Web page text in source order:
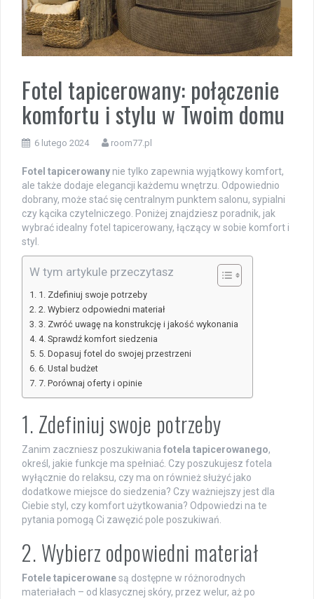
Fotel tapicerowany: połączenie
komfortu i stylu w Twoim domu
6 lutego 2024 room77.pl
Fotel tapicerowany nie tylko zapewnia wyjątkowy komfort,
ale także dodaje elegancji każdemu wnętrzu. Odpowiednio
dobrany, może stać się centralnym punktem salonu, sypialni
czy kącika czytelniczego. Poniżej znajdziesz poradnik, jak
wybrać idealny fotel tapicerowany, łączący w sobie komfort i
styl.
W tym artykule przeczytasz
1. Zdefiniuj swoje potrzeby
2. Wybierz odpowiedni materiał
3. Zwróć uwagę na konstrukcję i jakość wykonania
4. Sprawdź komfort siedzenia
5. Dopasuj fotel do swojej przestrzeni
6. Ustal budżet
7. Porównaj oferty i opinie
1. Zdefiniuj swoje potrzeby
Zanim zaczniesz poszukiwania fotela tapicerowanego,
określ, jakie funkcje ma spełniać. Czy poszukujesz fotela
wyłącznie do relaksu, czy ma on również służyć jako
dodatkowe miejsce do siedzenia? Czy ważniejszy jest dla
Ciebie styl, czy komfort użytkowania? Odpowiedzi na te
pytania pomogą Ci zawęzić pole poszukiwań.
2. Wybierz odpowiedni materiał
Fotele tapicerowanesą dostępne w różnorodnych
materiałach – od klasycznej skóry, przez welur, aż po